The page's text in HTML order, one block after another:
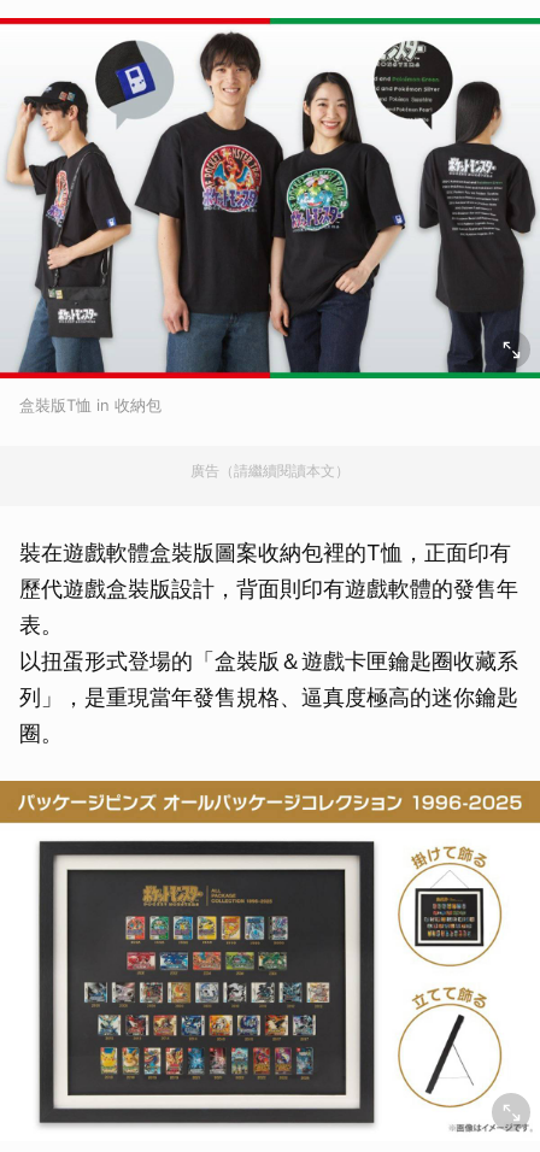
盒裝版T恤 in 收納包
廣告（請繼續閱讀本文）
裝在遊戲軟體盒裝版圖案收納包裡的T恤，正面印有
歷代遊戲盒裝版設計，背面則印有遊戲軟體的發售年
表。
以扭蛋形式登場的「盒裝版＆遊戲卡匣鑰匙圈收藏系
列」，是重現當年發售規格、逼真度極高的迷你鑰匙
圈。